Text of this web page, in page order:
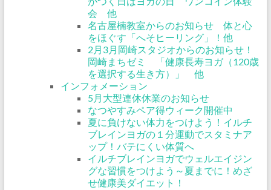
会 他
名古屋楠教室からのお知らせ 体と心
をほぐす「へそヒーリング」！他
2月3月岡崎スタジオからのお知らせ！
岡崎まちゼミ 「健康長寿ヨガ（120歳
を選択する生き方）」 他
インフォメーション
5月大型連休休業のお知らせ
なつやすみペア得ウィーク開催中
夏に負けない体力をつけよう！イルチ
ブレインヨガの１分運動でスタミナア
ップ！バテにくい体質へ
イルチブレインヨガでウェルエイジン
グな習慣をつけよう～夏までに！めざ
せ健康美ダイエット！